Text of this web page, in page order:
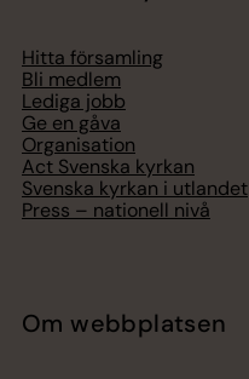
Hitta församling
Bli medlem
Lediga jobb
Ge en gåva
Organisation
Act Svenska kyrkan
Svenska kyrkan i utlandet
Press – nationell nivå
Om webbplatsen